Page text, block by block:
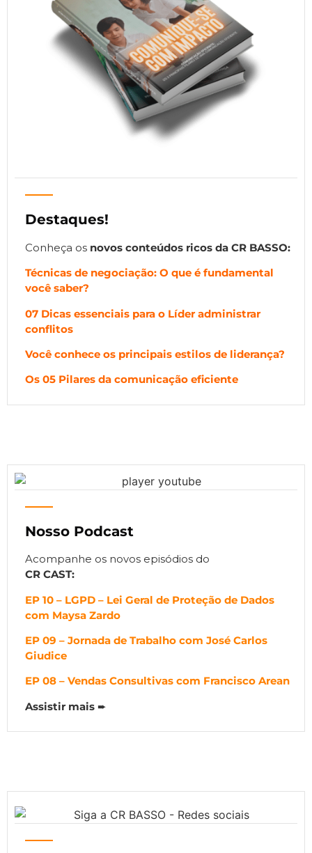
Destaques!
Conheça os novos conteúdos ricos da CR BASSO:
Técnicas de negociação: O que é fundamental
você saber?
07 Dicas essenciais para o Líder administrar
conflitos
Você conhece os principais estilos de liderança?
Os 05 Pilares da comunicação eficiente
Nosso Podcast
Acompanhe os novos episódios do
CR CAST:
EP 10 – LGPD – Lei Geral de Proteção de Dados
com Maysa Zardo
EP 09 – Jornada de Trabalho com José Carlos
Giudice
EP 08 – Vendas Consultivas com Francisco Arean
Assistir mais ➨